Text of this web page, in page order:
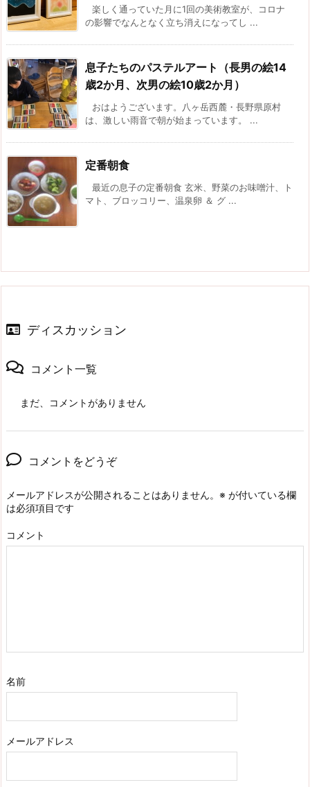
楽しく通っていた月に1回の美術教室が、コロナ
の影響でなんとなく立ち消えになってし ...
息子たちのパステルアート（長男の絵14
歳2か月、次男の絵10歳2か月）
おはようございます。八ヶ岳西麓・長野県原村
は、激しい雨音で朝が始まっています。 ...
定番朝食
最近の息子の定番朝食 玄米、野菜のお味噌汁、ト
マト、ブロッコリー、温泉卵 ＆ グ ...
ディスカッション
コメント一覧
まだ、コメントがありません
コメントをどうぞ
メールアドレスが公開されることはありません。 ※ が付いている欄
は必須項目です
コメント
名前
メールアドレス